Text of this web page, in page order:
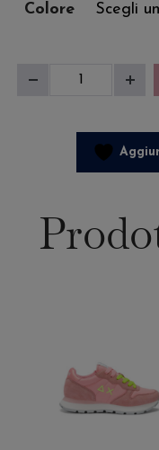
Colore
Sneakers
Silver